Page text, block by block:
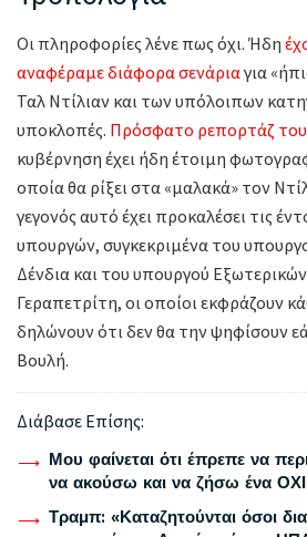
Οι πληροφορίες λένε πως όχι. Ήδη
αναφέραμε διάφορα σενάριαγια
Ταλ Ντίλιαν και των υπόλοιπων
υποκλοπές. Πρόσφατο ρεπορτάζ του
κυβέρνηση έχει ήδη έτοιμη
οποία θα ρίξει στα «μαλακά» τον
γεγονός αυτό έχει προκαλέσει τις
υπουργών, συγκεκριμένα του
Δένδια και του υπουργού
Γεραπετρίτη, οι οποίοι εκφράζουν
δηλώνουν ότι δεν θα την ψηφίσουν
Βουλή.
Διάβασε Επίσης:
Μου φαίνεται ότι έπρεπε να
να ακούσω και να ζήσω ένα
Τραμπ: «Καταζητούνται όσοι